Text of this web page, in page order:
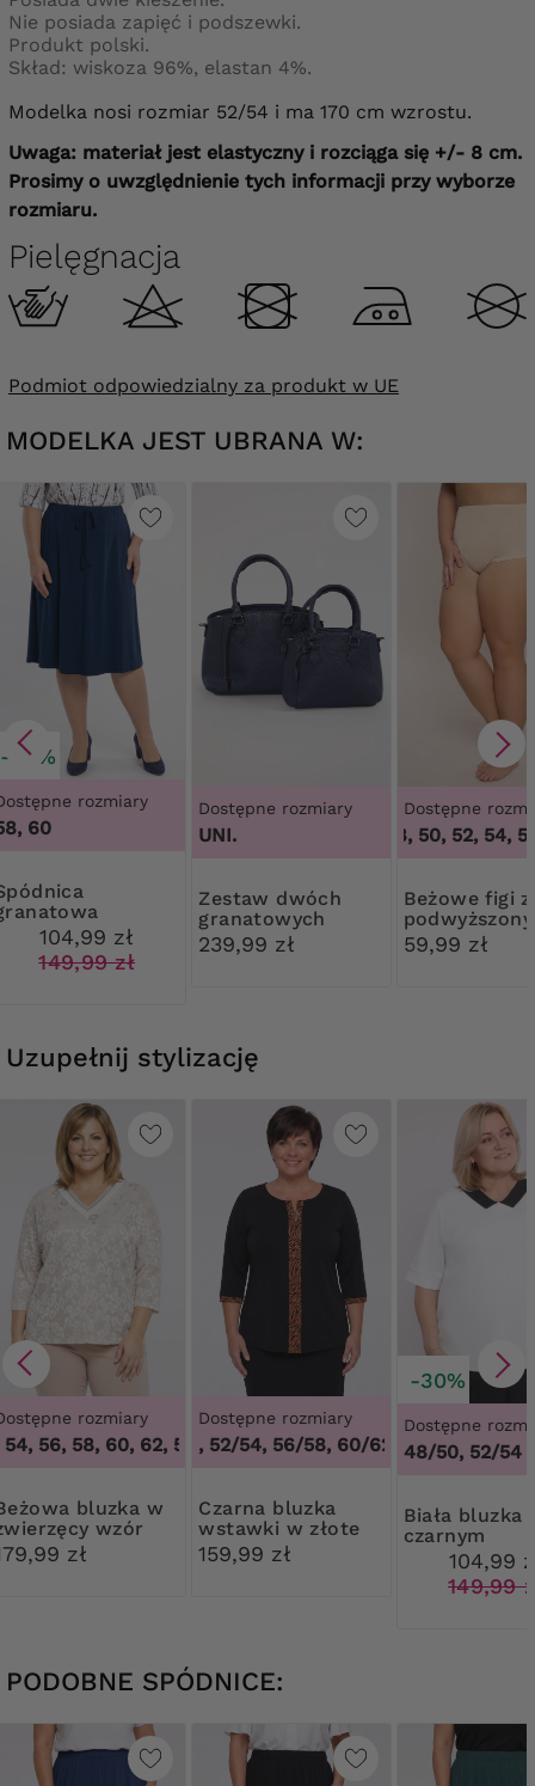
Nie posiada zapięć i podszewki.
Produkt polski.
Skład: wiskoza 96%, elastan 4%.
Modelka nosi rozmiar 52/54 i ma 170 cm wzrostu.
Uwaga: materiał jest elastyczny i rozciąga się +/- 8 cm.
Prosimy o uwzględnienie tych informacji przy wyborze
rozmiaru.
Pielęgnacja
Podmiot odpowiedzialny za produkt w UE
MODELKA JEST UBRANA W:
-30%
rozmiary
60
104,99 zł
149,99 zł
Dostępne rozmiary
UNI.
Zestaw dwóch
granatowych
torebek
239,99 zł
Dostępne
46, 48, 50, 52, 54,
Beżowe figi z
stanem
59,99 zł
Uzupełnij stylizację
rozmiary
56, 58, 60, 62,50, 52, 54, 56, 58, 60, 62
w
wzór
zł
Dostępne rozmiary
48/50, 52/54, 56/58, 60/62, 48/50, 52/54,
Czarna bluzka
wstawki w złote
wzory
159,99 zł
-30%
Dostępne
48/50, 52/54
Biała bluzka z
czarnym
kołnierzem
104,99
149,99
PODOBNE SPÓDNICE: